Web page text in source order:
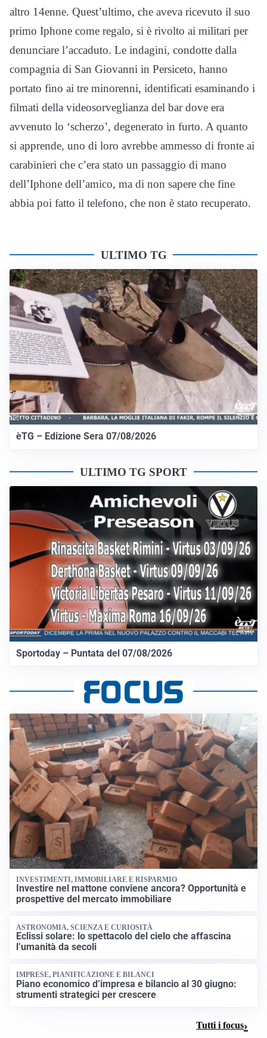
altro 14enne. Quest’ultimo, che aveva ricevuto il suo
primo Iphone come regalo, si è rivolto ai militari per
denunciare l’accaduto. Le indagini, condotte dalla
compagnia di San Giovanni in Persiceto, hanno
portato fino ai tre minorenni, identificati esaminando i
filmati della videosorveglianza del bar dove era
avvenuto lo ‘scherzo’, degenerato in furto. A quanto
si apprende, uno di loro avrebbe ammesso di fronte ai
carabinieri che c’era stato un passaggio di mano
dell’Iphone dell’amico, ma di non sapere che fine
abbia poi fatto il telefono, che non è stato recuperato.
ULTIMO TG
èTG – Edizione Sera 07/08/2026
ULTIMO TG SPORT
Sportoday – Puntata del 07/08/2026
INVESTIMENTI, IMMOBILIARE E RISPARMIO
Investire nel mattone conviene ancora? Opportunità e
prospettive del mercato immobiliare
ASTRONOMIA, SCIENZA E CURIOSITÀ
Eclissi solare: lo spettacolo del cielo che affascina
l’umanità da secoli
IMPRESE, PIANIFICAZIONE E BILANCI
Piano economico d’impresa e bilancio al 30 giugno:
strumenti strategici per crescere
Tutti i focus